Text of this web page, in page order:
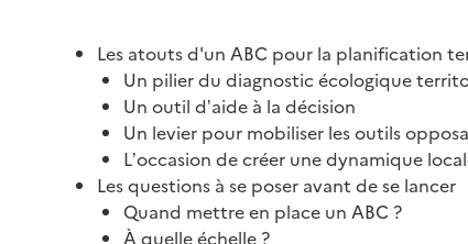
Les atouts d'un ABC pour la planification
Un pilier du diagnostic écologique
Un outil d’aide à la décision
Un levier pour mobiliser les outils
L’occasion de créer une dynamique
Les questions à se poser avant de se lancer
Quand mettre en place un ABC ?
À quelle échelle ?